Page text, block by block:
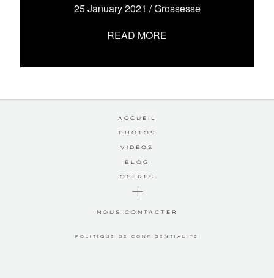
25 January 2021 /Grossesse
READ MORE
ACCUEIL
PHOTOS
VIDÉOS
BLOG
OFFRES
NOUS CONTACTER
POLITIQUE DE CONFIDENTIALITÉ